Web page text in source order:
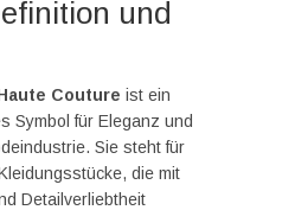
und
Couture ist ein
Symbol für Eleganz und
Sie steht für
die mit
Detailverliebtheit